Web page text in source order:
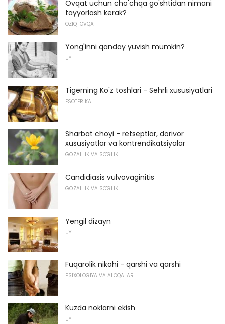
Ovqat uchun cho'chqa go'shtidan nimani
tayyorlash kerak?
OZIQ-OVQAT
Yong'inni qanday yuvish mumkin?
UY
Tigerning Ko'z toshlari - Sehrli xususiyatlari
ESOTERIKA
Sharbat choyi - retseptlar, dorivor
xususiyatlar va kontrendikatsiyalar
GO'ZALLIK VA SO'GLIK
Candidiasis vulvovaginitis
GO'ZALLIK VA SO'GLIK
Yengil dizayn
UY
Fuqarolik nikohi - qarshi va qarshi
PSIXOLOGIYA VA ALOQALAR
Kuzda noklarni ekish
UY